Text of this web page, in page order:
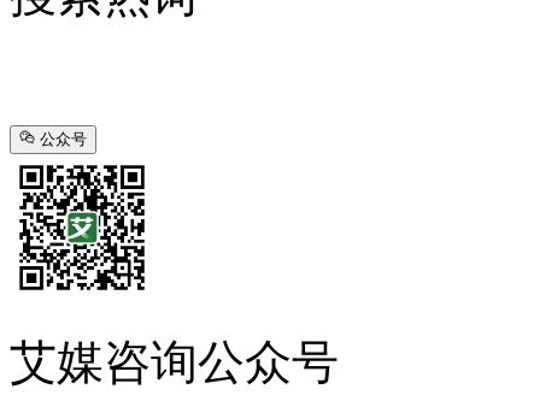
公众号
艾媒咨询公众号